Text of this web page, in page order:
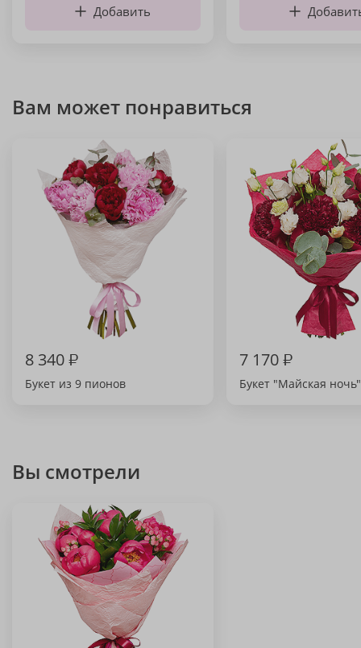
Добавить
Вам может понравиться
8 340₽
Букет из 9 пионов
7 170₽
Букет "Майская ночь"
Вы смотрели